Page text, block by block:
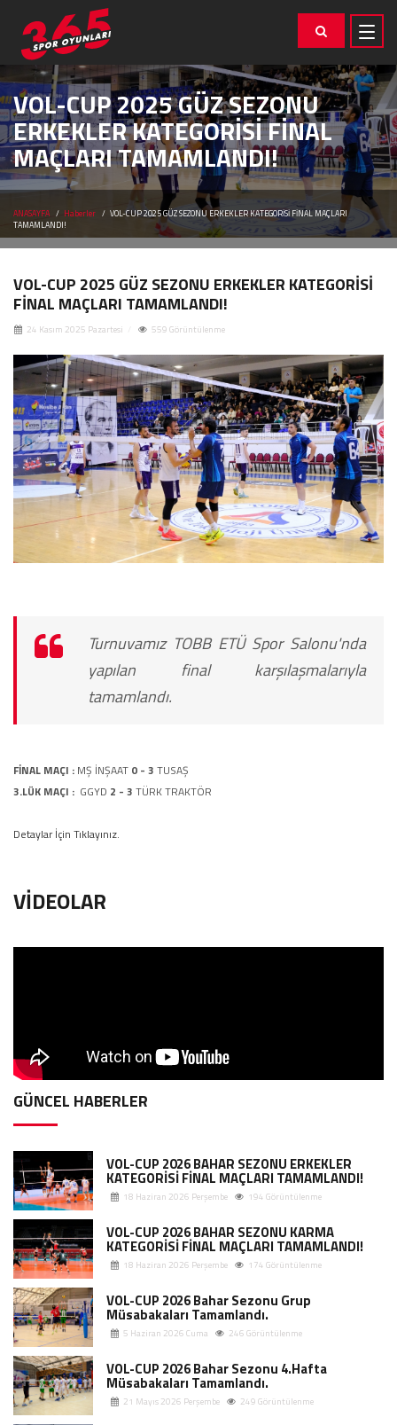
VOL-CUP 2025 GÜZ SEZONU
ERKEKLER KATEGORİSİ FİNAL
MAÇLARI TAMAMLANDI!
ANASAYFA Haberler
VOL-CUP 2025 GÜZ SEZONU ERKEKLER KATEGORİSİ FİNAL MAÇLARI
TAMAMLANDI!
VOL-CUP 2025 GÜZ SEZONU ERKEKLER KATEGORİSİ
FİNAL MAÇLARI TAMAMLANDI!
24 Kasım 2025 Pazartesi 559 Görüntülenme
Turnuvamız TOBB ETÜ Spor Salonu'nda
yapılan final karşılaşmalarıyla
tamamlandı.
FİNAL MAÇI : MŞ İNŞAAT 0 - 3 TUSAŞ
3.LÜK MAÇI : GGYD 2 - 3 TÜRK TRAKTÖR
Detaylar İçin Tıklayınız.
VİDEOLAR
GÜNCEL HABERLER
VOL-CUP 2026 BAHAR SEZONU ERKEKLER
KATEGORİSİ FİNAL MAÇLARI TAMAMLANDI!
18 Haziran 2026 Perşembe 194 Görüntülenme
VOL-CUP 2026 BAHAR SEZONU KARMA
KATEGORİSİ FİNAL MAÇLARI TAMAMLANDI!
18 Haziran 2026 Perşembe 174 Görüntülenme
VOL-CUP 2026 Bahar Sezonu Grup
Müsabakaları Tamamlandı.
5 Haziran 2026 Cuma 246 Görüntülenme
VOL-CUP 2026 Bahar Sezonu 4.Hafta
Müsabakaları Tamamlandı.
21 Mayıs 2026 Perşembe 249 Görüntülenme